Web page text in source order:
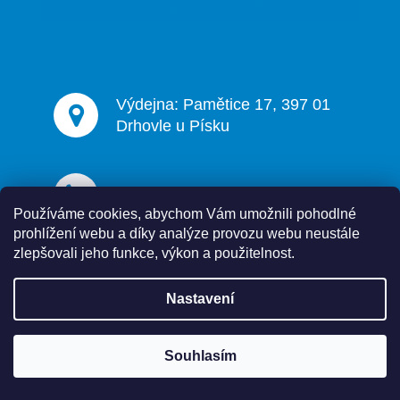
Používáme cookies, abychom Vám umožnili pohodlné
prohlížení webu a díky analýze provozu webu neustále
zlepšovali jeho funkce, výkon a použitelnost.
Nastavení
Souhlasím
s
u
Výdejna: Pamětice 17, 397 01
Drhovle u Písku
info@aktiv.cz